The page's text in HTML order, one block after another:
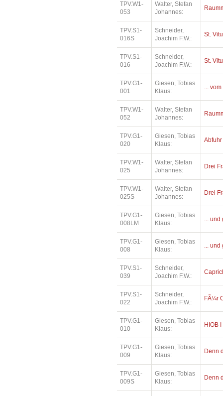
TPV.W1-
053
Walter, Stefan
Johannes:
TPV.S1-
016S
Schneider,
Joachim F.W.:
St.
TPV.S1-
016
Schneider,
Joachim F.W.:
St.
TPV.G1-
001
Giesen, Tobias
Klaus:
...
TPV.W1-
052
Walter, Stefan
Johannes:
TPV.G1-
020
Giesen, Tobias
Klaus:
Abfuhr
TPV.W1-
025
Walter, Stefan
Johannes:
Drei
TPV.W1-
025S
Walter, Stefan
Johannes:
Drei
TPV.G1-
008LM
Giesen, Tobias
Klaus:
...
TPV.G1-
008
Giesen, Tobias
Klaus:
...
TPV.S1-
039
Schneider,
Joachim F.W.:
TPV.S1-
022
Schneider,
Joachim F.W.:
FÃ¼r
TPV.G1-
010
Giesen, Tobias
Klaus:
HIOB I
TPV.G1-
009
Giesen, Tobias
Klaus:
Denn
TPV.G1-
009S
Giesen, Tobias
Klaus:
Denn